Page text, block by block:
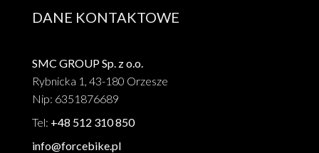
DANE KONTAKTOWE
SMC GROUP Sp. z o.o.
Rybnicka 1, 43-180 Orzesze
Nip: 6351876689
Tel: +48 512 310 850
info@forcebike.pl